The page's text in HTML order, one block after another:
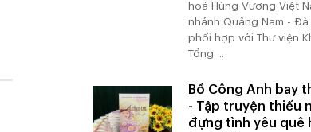
hoá Hùng Vương Việt
nhánh Quảng Nam - Đà
phối hợp với Thư viện
Tổng ...
Bồ Công Anh bay
- Tập truyện thiếu
đựng tình yêu quê